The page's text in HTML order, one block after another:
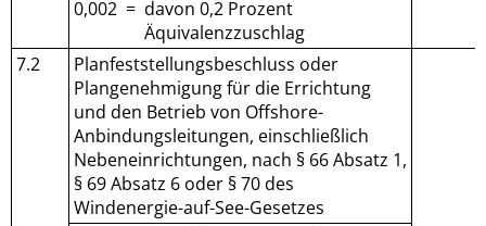
0,002 = davon 0,2 Prozent
Äquivalenzzuschlag
7.2
Planfeststellungsbeschluss oder
Plangenehmigung für die Errichtung
und den Betrieb von Offshore-
Anbindungsleitungen, einschließlich
Nebeneinrichtungen, nach § 66 Absatz 1,
§ 69 Absatz 6 oder § 70 des
Windenergie-auf-See-Gesetzes